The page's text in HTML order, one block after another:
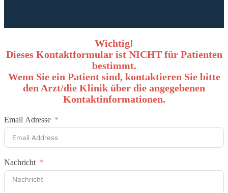
Wichtig!
Dieses Kontaktformular ist NICHT für Patienten
bestimmt.
Wenn Sie ein Patient sind, kontaktieren Sie bitte
den Arzt/die Klinik über die angegebenen
Kontaktinformationen.
Email Adresse
Nachricht